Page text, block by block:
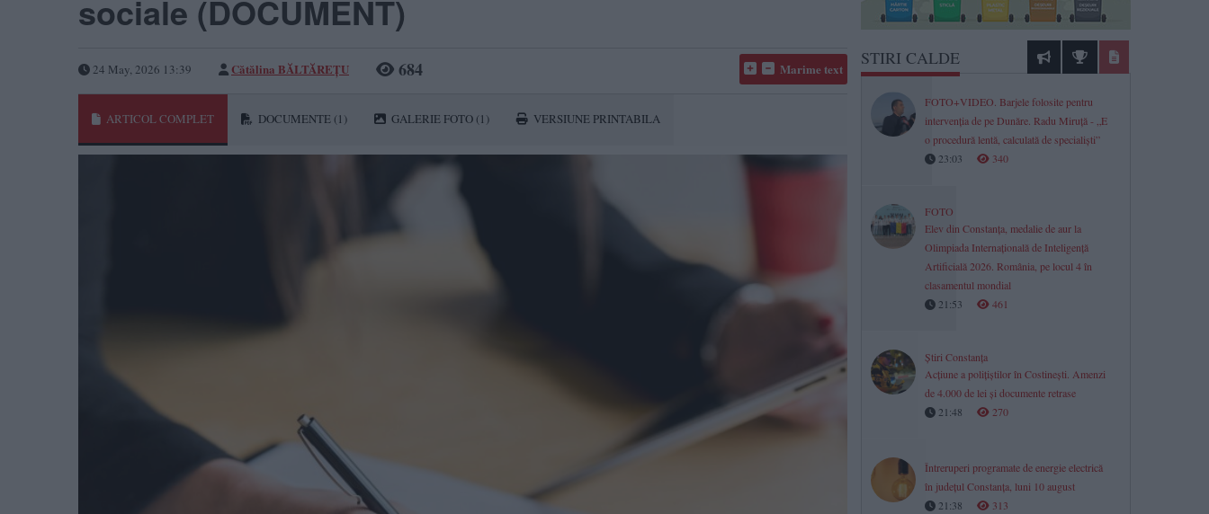
sociale (DOCUMENT)
24 May, 2026 13:39 Cătălina BĂLTĂREȚU 684 Marime text
ARTICOL COMPLET DOCUMENTE (1) GALERIE FOTO (1) VERSIUNE PRINTABILA
STIRI CALDE
FOTO+VIDEO. Barjele folosite pentru
intervenția de pe Dunăre. Radu Miruță - „E
o procedură lentă, calculată de specialiști”
23:03
340
FOTO
Elev din Constanța, medalie de aur la
Olimpiada Internațională de Inteligență
Artificială 2026. România, pe locul 4 în
clasamentul mondial
21:53
461
Știri Constanța
Acțiune a polițiștilor în Costinești. Amenzi
de 4.000 de lei și documente retrase
21:48
270
Întreruperi programate de energie electrică
în județul Constanța, luni 10 august
21:38
313